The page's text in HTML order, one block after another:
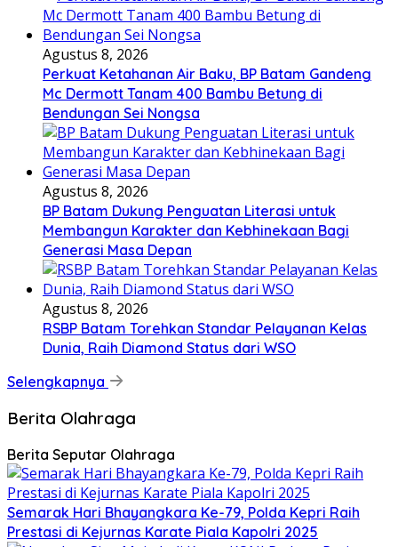
Agustus 8, 2026
Perkuat Ketahanan Air Baku, BP Batam Gandeng
Mc Dermott Tanam 400 Bambu Betung di
Bendungan Sei Nongsa
Agustus 8, 2026
BP Batam Dukung Penguatan Literasi untuk
Membangun Karakter dan Kebhinekaan Bagi
Generasi Masa Depan
Agustus 8, 2026
RSBP Batam Torehkan Standar Pelayanan Kelas
Dunia, Raih Diamond Status dari WSO
Selengkapnya
Berita Olahraga
Berita Seputar Olahraga
Semarak Hari Bhayangkara Ke-79, Polda Kepri Raih
Prestasi di Kejurnas Karate Piala Kapolri 2025